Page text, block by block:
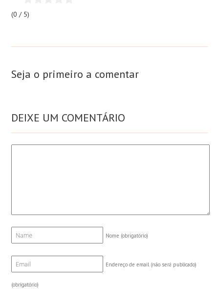
(0 / 5)
Seja o primeiro a comentar
DEIXE UM COMENTÁRIO
Nome (obrigatório)
Endereço de email (não será publicado)
(obrigatório)